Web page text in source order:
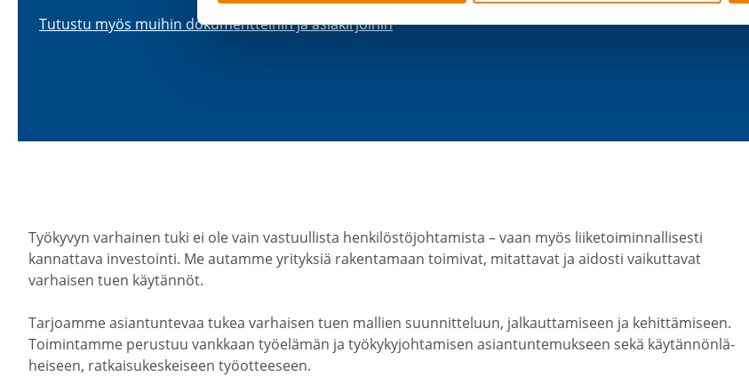
Tutustu myös muihin dokument­teihin ja asiakir­joihin
Työkyvyn varhainen tuki ei ole vain vastuul­lista henki­lös­tö­joh­ta­mista – vaan myös liike­toi­min­nal­li­sesti
kannattava inves­tointi. Me autamme yrityksiä raken­tamaan toimivat, mitat­tavat ja aidosti vaikut­tavat
varhaisen tuen käytännöt.
Tarjoamme asian­tun­tevaa tukea varhaisen tuen mallien suunnit­teluun, jalkaut­ta­miseen ja kehit­tä­miseen.
Toimin­tamme perustuu vankkaan työelämän ja työky­ky­joh­ta­misen asian­tun­te­mukseen sekä käytän­nön­lä­
heiseen, ratkai­su­kes­keiseen työot­teeseen.